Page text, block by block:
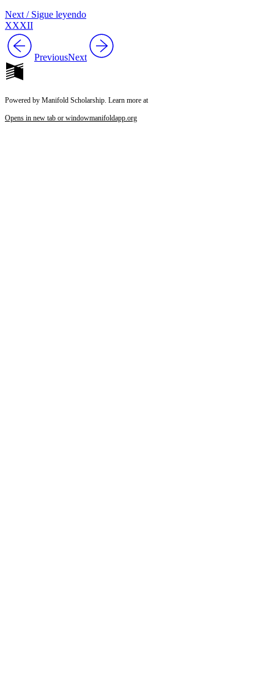
Next / Sigue leyendo
XXXII
PreviousNext
Powered by Manifold Scholarship. Learn more at
Opens in new tab or windowmanifoldapp.org